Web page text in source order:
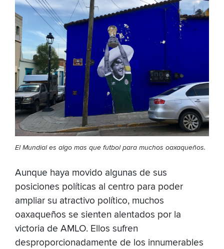
El Mundial es algo mas que futbol para muchos oaxaqueños.
Aunque haya movido algunas de sus
posiciones políticas al centro para poder
ampliar su atractivo político, muchos
oaxaqueños se sienten alentados por la
victoria de AMLO. Ellos sufren
desproporcionadamente de los innumerables